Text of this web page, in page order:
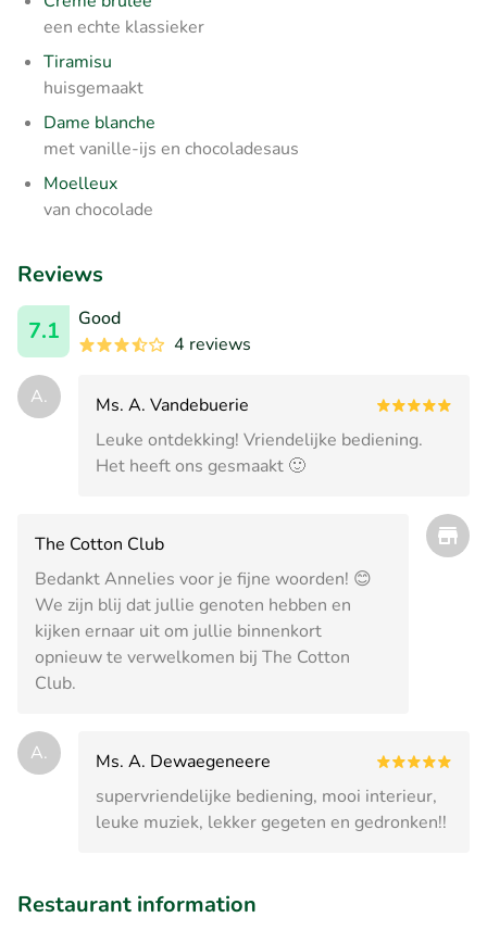
een echte klassieker
Tiramisu
huisgemaakt
Dame blanche
met vanille-ijs en chocoladesaus
Moelleux
van chocolade
Reviews
7.1
Good
4 reviews
A.
Ms. A. Vandebuerie
Leuke ontdekking! Vriendelijke bediening.
Het heeft ons gesmaakt 🙂
The Cotton Club
Bedankt Annelies voor je fijne woorden! 😊
We zijn blij dat jullie genoten hebben en
kijken ernaar uit om jullie binnenkort
opnieuw te verwelkomen bij The Cotton
Club.
A.
Ms. A. Dewaegeneere
supervriendelijke bediening, mooi interieur,
leuke muziek, lekker gegeten en gedronken!!
Restaurant information